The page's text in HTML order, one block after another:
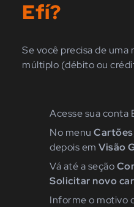
Efí?
Se você precisa de uma
múltiplo (débito ou
Acesse sua conta
No menu Cartões
depois em Visão
Vá até a seção
Solicitar novo
Informe o motivo